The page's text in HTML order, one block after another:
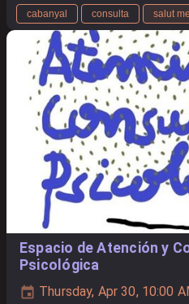
cabanyal consulta salut
Espacio de Atención y
Psicológica
Thursday, Apr 30, 10:00